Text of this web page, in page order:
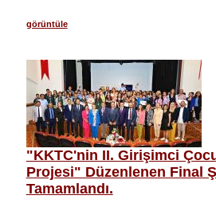
görüntüle
"KKTC'nin II. Girişimci
Projesi" Düzenlenen Final
Tamamlandı.